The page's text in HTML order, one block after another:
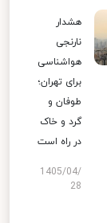
هشدار
نارنجی
هواشناسی
برای تهران؛
طوفان و
گرد و خاک
در راه است
1405/04/
28